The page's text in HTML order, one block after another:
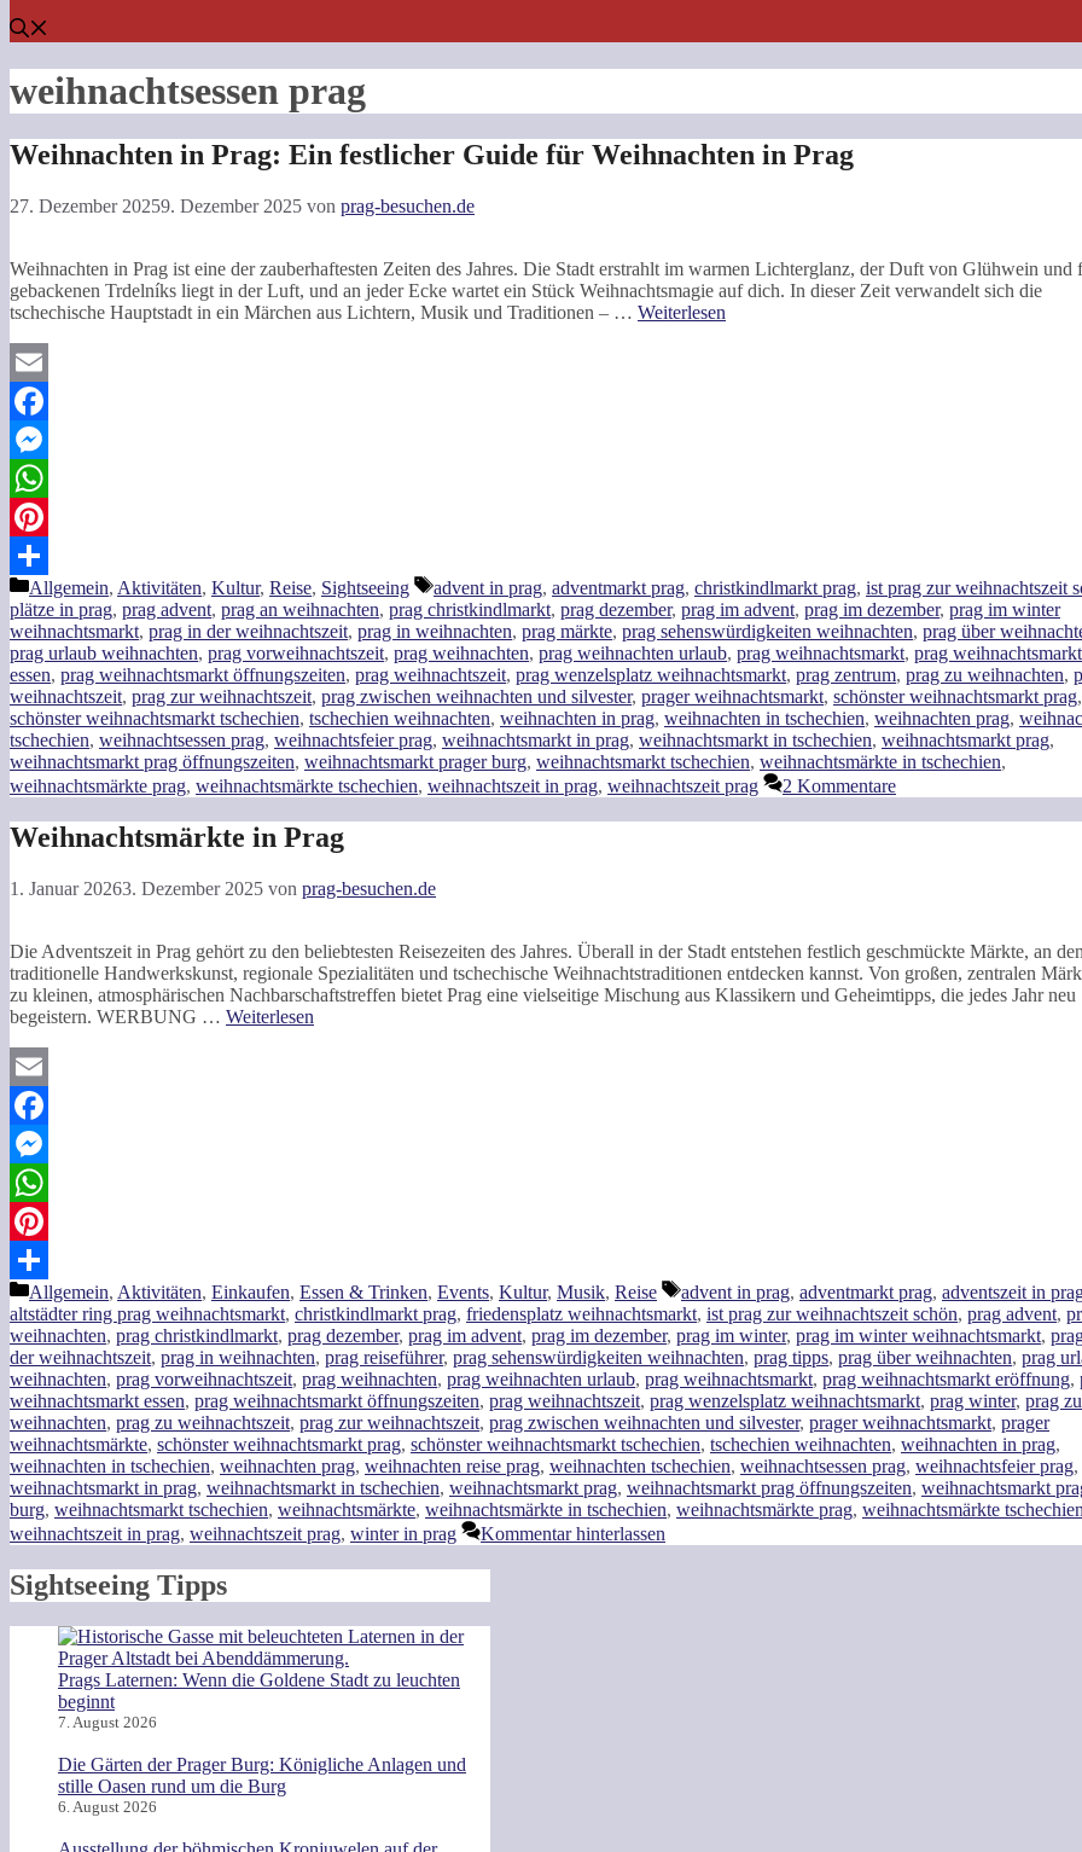
weihnachtsessen prag
Weihnachten in Prag: Ein festlicher Guide für Weihnachten in Prag
27. Dezember 20259. Dezember 2025 von prag-besuchen.de
Weihnachten in Prag ist eine der zauberhaftesten Zeiten des Jahres. Die Stadt erstrahlt im warmen Lichterglanz, der Duft von Glühwein und
gebackenen Trdelníks liegt in der Luft, und an jeder Ecke wartet ein Stück Weihnachtsmagie auf dich. In dieser Zeit verwandelt sich die
tschechische Hauptstadt in ein Märchen aus Lichtern, Musik und Traditionen – … Weiterlesen
Email
Facebook
Messenger
WhatsApp
Pinterest
Teilen
Kategorien
Allgemein, Aktivitäten, Kultur, Reise, Sightseeing Schlagwörter
advent in prag, adventmarkt prag, christkindlmarkt prag, ist prag zur weihnachtszeit
plätze in prag, prag advent, prag an weihnachten, prag christkindlmarkt, prag dezember, prag im advent, prag im dezember, prag im winter
weihnachtsmarkt, prag in der weihnachtszeit, prag in weihnachten, prag märkte, prag sehenswürdigkeiten weihnachten, prag über
prag urlaub weihnachten, prag vorweihnachtszeit, prag weihnachten, prag weihnachten urlaub, prag weihnachtsmarkt, prag weihnachtsmarkt
essen, prag weihnachtsmarkt öffnungszeiten, prag weihnachtszeit, prag wenzelsplatz weihnachtsmarkt, prag zentrum, prag zu weihnachten,
weihnachtszeit, prag zur weihnachtszeit, prag zwischen weihnachten und silvester, prager weihnachtsmarkt, schönster weihnachtsmarkt prag,
schönster weihnachtsmarkt tschechien, tschechien weihnachten, weihnachten in prag, weihnachten in tschechien, weihnachten prag,
tschechien, weihnachtsessen prag, weihnachtsfeier prag, weihnachtsmarkt in prag, weihnachtsmarkt in tschechien, weihnachtsmarkt prag,
weihnachtsmarkt prag öffnungszeiten, weihnachtsmarkt prager burg, weihnachtsmarkt tschechien, weihnachtsmärkte in tschechien,
weihnachtsmärkte prag, weihnachtsmärkte tschechien, weihnachtszeit in prag, weihnachtszeit prag 2 Kommentare
Weihnachtsmärkte in Prag
1. Januar 20263. Dezember 2025 von prag-besuchen.de
Die Adventszeit in Prag gehört zu den beliebtesten Reisezeiten des Jahres. Überall in der Stadt entstehen festlich geschmückte Märkte, an
traditionelle Handwerkskunst, regionale Spezialitäten und tschechische Weihnachtstraditionen entdecken kannst. Von großen, zentralen
zu kleinen, atmosphärischen Nachbarschaftstreffen bietet Prag eine vielseitige Mischung aus Klassikern und Geheimtipps, die jedes Jahr neu
begeistern. WERBUNG … Weiterlesen
Email
Facebook
Messenger
WhatsApp
Pinterest
Teilen
Kategorien
Allgemein, Aktivitäten, Einkaufen, Essen & Trinken, Events, Kultur, Musik, Reise Schlagwörter
advent in prag, adventmarkt prag, adventszeit in
altstädter ring prag weihnachtsmarkt, christkindlmarkt prag, friedensplatz weihnachtsmarkt, ist prag zur weihnachtszeit schön, prag advent,
weihnachten, prag christkindlmarkt, prag dezember, prag im advent, prag im dezember, prag im winter, prag im winter weihnachtsmarkt,
der weihnachtszeit, prag in weihnachten, prag reiseführer, prag sehenswürdigkeiten weihnachten, prag tipps, prag über weihnachten, prag
weihnachten, prag vorweihnachtszeit, prag weihnachten, prag weihnachten urlaub, prag weihnachtsmarkt, prag weihnachtsmarkt eröffnung,
weihnachtsmarkt essen, prag weihnachtsmarkt öffnungszeiten, prag weihnachtszeit, prag wenzelsplatz weihnachtsmarkt, prag winter, prag zu
weihnachten, prag zu weihnachtszeit, prag zur weihnachtszeit, prag zwischen weihnachten und silvester, prager weihnachtsmarkt, prager
weihnachtsmärkte, schönster weihnachtsmarkt prag, schönster weihnachtsmarkt tschechien, tschechien weihnachten, weihnachten in prag,
weihnachten in tschechien, weihnachten prag, weihnachten reise prag, weihnachten tschechien, weihnachtsessen prag, weihnachtsfeier prag,
weihnachtsmarkt in prag, weihnachtsmarkt in tschechien, weihnachtsmarkt prag, weihnachtsmarkt prag öffnungszeiten, weihnachtsmarkt
burg, weihnachtsmarkt tschechien, weihnachtsmärkte, weihnachtsmärkte in tschechien, weihnachtsmärkte prag, weihnachtsmärkte tschechien
weihnachtszeit in prag, weihnachtszeit prag, winter in prag Kommentar hinterlassen
Sightseeing Tipps
Prags Laternen: Wenn die Goldene Stadt zu leuchten
beginnt
7. August 2026
Die Gärten der Prager Burg: Königliche Anlagen und
stille Oasen rund um die Burg
6. August 2026